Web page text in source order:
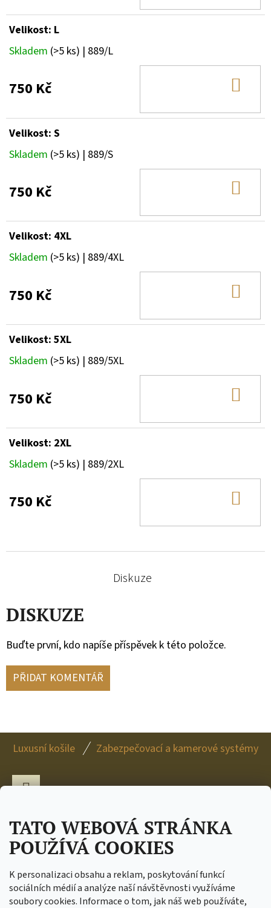
TATO WEBOVÁ STRÁNKA
POUŽÍVÁ COOKIES
K personalizaci obsahu a reklam, poskytování funkcí
sociálních médií a analýze naší návštěvnosti využíváme
soubory cookies. Informace o tom, jak náš web používáte,
Velikost: L
Skladem (>5 ks) | 889/L
750 Kč
Velikost: S
Skladem (>5 ks) | 889/S
750 Kč
Velikost: 4XL
Skladem (>5 ks) | 889/4XL
750 Kč
Velikost: 5XL
Skladem (>5 ks) | 889/5XL
750 Kč
Velikost: 2XL
Skladem (>5 ks) | 889/2XL
750 Kč
Diskuze
DISKUZE
Buďte první, kdo napíše příspěvek k této položce.
PŘIDAT KOMENTÁŘ
P
T
Luxusní košile Zabezpečovací a kamerové systémy
C.I.T. trade s.r.o. 17. listopadu 10 549 41 Červený
04672920